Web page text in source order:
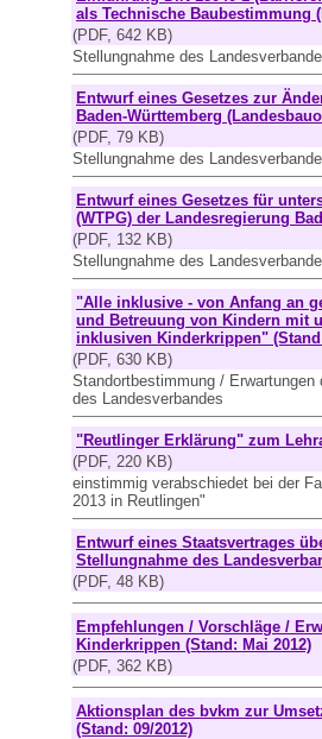
als Technische Baubestimmung
(PDF, 642 KB)
Stellungnahme des
Entwurf eines Gesetzes zur
Baden-Württemberg
(PDF, 79 KB)
Stellungnahme des
Entwurf eines Gesetzes für
(WTPG) der Landesregierung
(PDF, 132 KB)
Stellungnahme des
"Alle inklusive - von Anfang an
und Betreuung von Kindern mit
inklusiven Kinderkrippen"
(PDF, 630 KB)
Standortbestimmung /
des Landesverbandes
"Reutlinger Erklärung" zum
(PDF, 220 KB)
einstimmig verabschiedet bei der
2013 in Reutlingen"
Entwurf eines Staatsvertrages
Stellungnahme des
(PDF, 48 KB)
Empfehlungen / Vorschläge /
Kinderkrippen (Stand: Mai 2012)
(PDF, 362 KB)
Aktionsplan des bvkm zur
(Stand: 09/2012)